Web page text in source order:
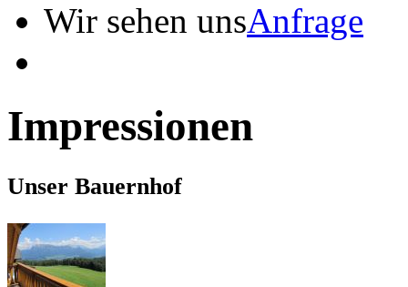
Wir sehen unsAnfrage
Impressionen
Unser Bauernhof